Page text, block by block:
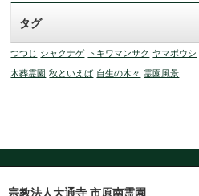
タグ
つつじ シャクナゲ トキワマンサク ヤマボウシ
木葬霊園 秋といえば 自生の木々 霊園風景
宗教法人大通寺 市原南霊園